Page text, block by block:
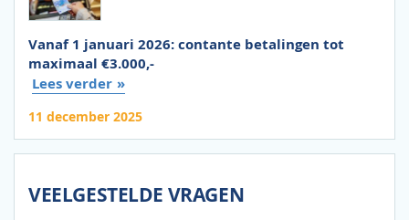
Vanaf 1 januari 2026: contante betalingen tot
maximaal €3.000,-
Lees verder
11 december 2025
VEELGESTELDE VRAGEN